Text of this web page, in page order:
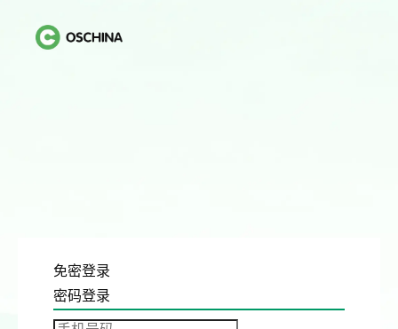
免密登录
密码登录